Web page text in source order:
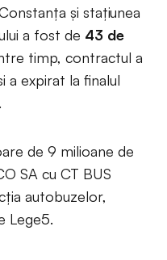
și stațiunea
a fost de 43 de
timp, contractul a
a expirat la finalul
de 9 milioane de
SA cu CT BUS
autobuzelor,
Lege5.